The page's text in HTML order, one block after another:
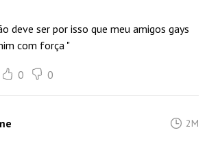
deve ser por isso que meu amigos gays
com força "
0 0
2M